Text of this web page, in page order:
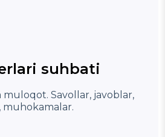
suhbati
Savollar, javoblar,
muhokamalar.